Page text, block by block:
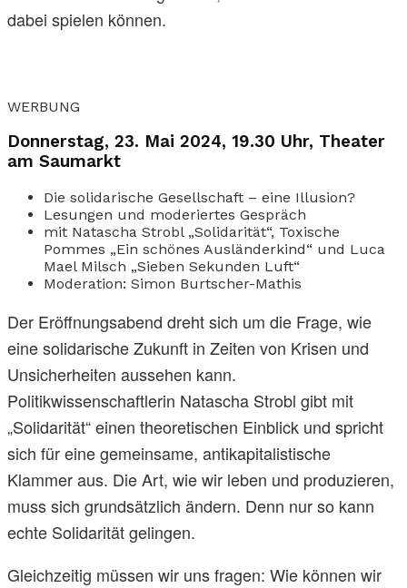
dabei spielen können.
WERBUNG
Donnerstag, 23. Mai 2024, 19.30 Uhr, Theater
am Saumarkt
Die solidarische Gesellschaft – eine Illusion?
Lesungen und moderiertes Gespräch
mit Natascha Strobl „Solidarität“, Toxische
Pommes „Ein schönes Ausländerkind“ und Luca
Mael Milsch „Sieben Sekunden Luft“
Moderation: Simon Burtscher-Mathis
Der Eröffnungsabend dreht sich um die Frage, wie
eine solidarische Zukunft in Zeiten von Krisen und
Unsicherheiten aussehen kann.
Politikwissenschaftlerin Natascha Strobl gibt mit
„Solidarität“ einen theoretischen Einblick und spricht
sich für eine gemeinsame, antikapitalistische
Klammer aus. Die Art, wie wir leben und produzieren,
muss sich grundsätzlich ändern. Denn nur so kann
echte Solidarität gelingen.
Gleichzeitig müssen wir uns fragen: Wie können wir